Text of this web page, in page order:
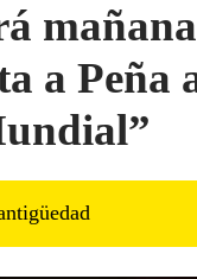
a Peña